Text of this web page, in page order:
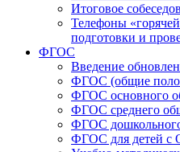
Итоговое
Телефоны
подготовки и
ФГОС
Введение
ФГОС (общие
ФГОС основного
ФГОС среднего
ФГОС
ФГОС для детей с